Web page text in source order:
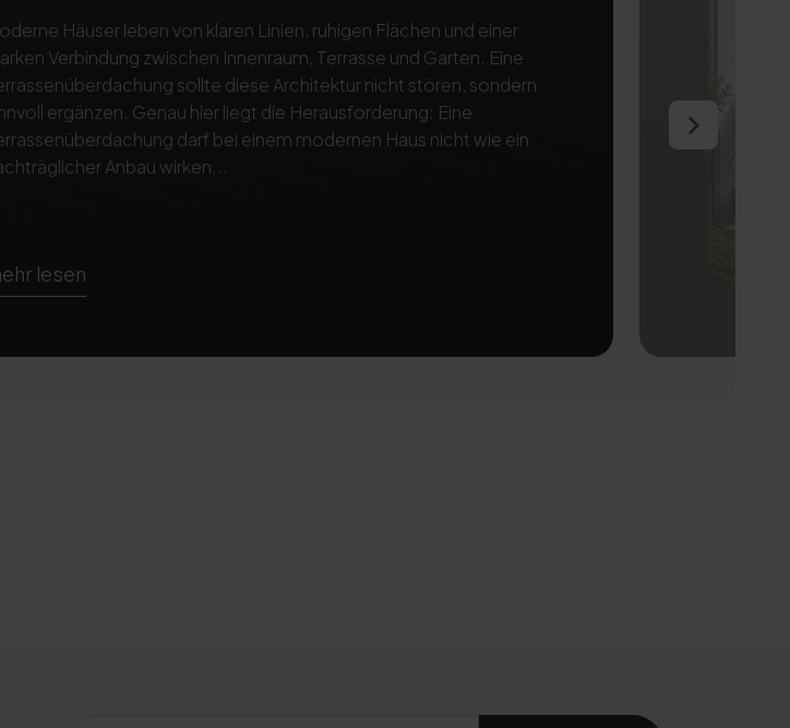
Häuser leben von klaren Linien, ruhigen Flächen und einer
Verbindung zwischen Innenraum, Terrasse und Garten. Eine
sollte diese Architektur nicht stören, sondern
ergänzen. Genau hier liegt die Herausforderung: Eine
darf bei einem modernen Haus nicht wie ein
Anbau wirken...
lesen